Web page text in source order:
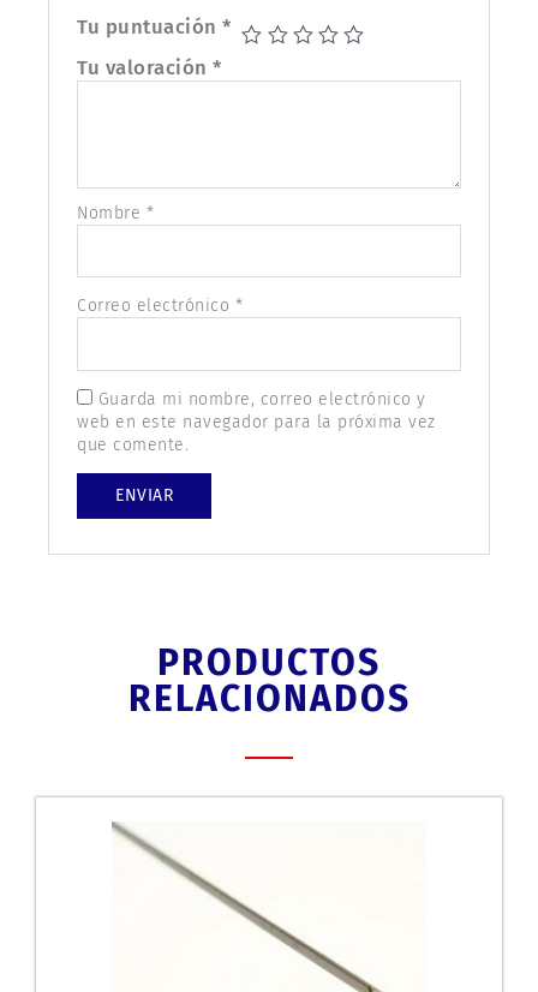
Tu puntuación*
Tu valoración*
Nombre *
Correo electrónico *
Guarda mi nombre, correo electrónico y
web en este navegador para la próxima vez
que comente.
PRODUCTOS
RELACIONADOS